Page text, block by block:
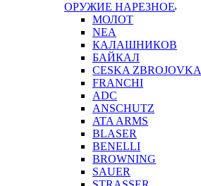
ОРУЖИЕ НАРЕЗНОЕ
МОЛОТ
NEA
КАЛАШНИКОВ
БАЙКАЛ
CESKA ZBROJOVKA
FRANCHI
ADC
ANSCHUTZ
ATA ARMS
BLASER
BENELLI
BROWNING
SAUER